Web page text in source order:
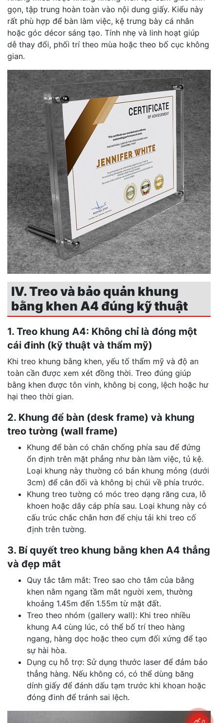
gọn, tập trung hoàn toàn vào nội dung giấy. Kiểu này
rất phù hợp để bàn làm việc, kệ trưng bày cá nhân
hoặc góc décor sáng tạo. Tính nhẹ và linh hoạt giúp
dễ thay đổi, phối trí theo mùa hoặc theo bố cục không
gian.
IV. Treo và bảo quản khung
bằng khen A4 đúng kỹ thuật
1. Treo khung A4: Không chỉ là đóng một
cái đinh (kỹ thuật và thẩm mỹ)
Khi treo khung bằng khen, yếu tố thẩm mỹ và độ an
toàn cần được xem xét đồng thời. Treo đúng giúp
bằng khen được tôn vinh, không bị cong, lệch hoặc hư
hại theo thời gian.
2. Khung để bàn (desk frame) và khung
treo tường (wall frame)
Khung để bàn có chân chống phía sau để đứng
ổn định trên mặt phẳng như bàn làm việc, tủ kệ.
Loại khung này thường có bản khung mỏng (dưới
3cm) để cân đối và không bị chúi về phía trước.
Khung treo tường có móc treo dạng răng cưa, lỗ
khoen hoặc dây cáp phía sau. Loại khung này có
cấu trúc chắc chắn hơn để chịu tải khi treo cố
định trên tường.
3. Bí quyết treo khung bằng khen A4 thẳng
và đẹp mắt
Quy tắc tâm mắt: Treo sao cho tâm của bằng
khen nằm ngang tầm mắt người xem, thường
khoảng 1.45m đến 1.55m từ mặt đất.
Treo theo nhóm (gallery wall): Khi treo nhiều
khung A4 cùng lúc, có thể bố trí theo hàng
ngang, hàng dọc hoặc theo cụm đối xứng để tạo
sự hài hòa.
Dụng cụ hỗ trợ: Sử dụng thước laser để đảm bảo
thẳng hàng. Nếu không có, có thể dùng băng
dính giấy để đánh dấu tạm trước khi khoan hoặc
đóng đinh để tránh sai lệch.
0